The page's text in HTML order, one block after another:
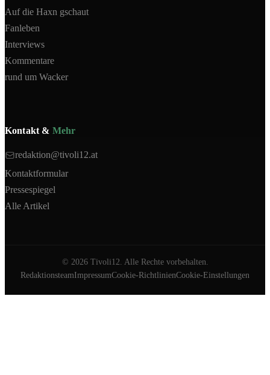
Auf die Haxn gschaut
Fanleben
Interviews
Kommentare
rund um Wacker
Kontakt & Mehr
redaktion@tivoli12.at
Kontaktformular
Pressespiegel
Alle Artikel
© 2026Tivoli12. Alle Rechte vorbehalten.
RedaktionsteamImpressumCookie-RichtlinienCookie-Einstellungen